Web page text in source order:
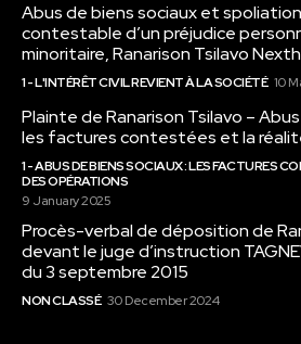
Abus de biens sociaux et spoliation
contestable d’un préjudice
minoritaire, Ranarison Tsilavo
1 - L'INTÉRÊT CIVIL REVIENT À LA SOCIÉTÉ 10
Plainte de Ranarison Tsilavo –
les factures contestées et la
1 - ABUS DE BIENS SOCIAUX : LES FACTURES
DES OPÉRATIONS
9 January 2025
Procès-verbal de déposition de
devant le juge d’instruction
du 3 septembre 2015
NON CLASSÉ 30 December 2024